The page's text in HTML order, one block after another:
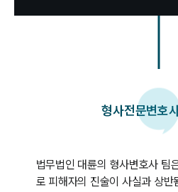
형사전문변호
법무법인 대륜의 형사변호사 팀
로 피해자의 진술이 사실과 상반